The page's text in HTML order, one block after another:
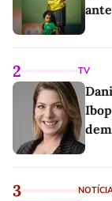
2 TV
3